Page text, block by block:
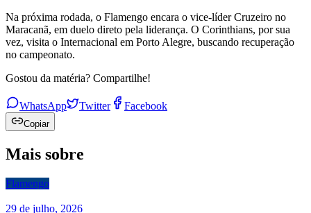
Na próxima rodada, o Flamengo encara o vice-líder Cruzeiro no
Maracanã, em duelo direto pela liderança. O Corinthians, por sua
vez, visita o Internacional em Porto Alegre, buscando recuperação
no campeonato.
Gostou da matéria? Compartilhe!
WhatsApp Twitter Facebook
Copiar
Mais sobre
Flamengo
29 de julho, 2026